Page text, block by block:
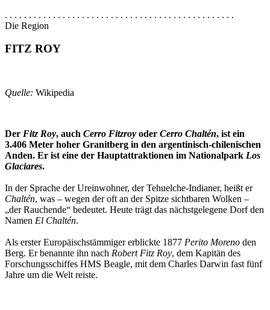
. . . . . . . . . . . . . . . . . . . . . . . . . . . . . . . . . . . . . . . . . . . . . . . .
Die Region
FITZ ROY
Quelle: Wikipedia
Der Fitz Roy, auch Cerro Fitzroy oder Cerro Chaltén, ist ein
3.406 Meter hoher Granitberg in den argentinisch-chilenischen
Anden. Er ist eine der Hauptattraktionen im Nationalpark Los
Glaciares.
In der Sprache der Ureinwohner, der Tehuelche-Indianer, heißt er
Chaltén, was – wegen der oft an der Spitze sichtbaren Wolken –
„der Rauchende“ bedeutet. Heute trägt das nächstgelegene Dorf den
Namen El Chaltén.
Als erster Europäischstämmiger erblickte 1877 Perito Moreno den
Berg. Er benannte ihn nach Robert Fitz Roy, dem Kapitän des
Forschungsschiffes HMS Beagle, mit dem Charles Darwin fast fünf
Jahre um die Welt reiste.